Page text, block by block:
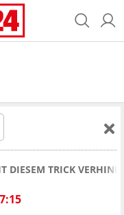
DIESEM TRICK